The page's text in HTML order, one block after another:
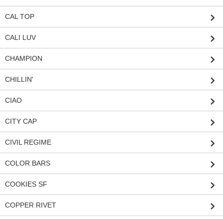
CAL TOP
CALI LUV
CHAMPION
CHILLIN'
CIAO
CITY CAP
CIVIL REGIME
COLOR BARS
COOKIES SF
COPPER RIVET